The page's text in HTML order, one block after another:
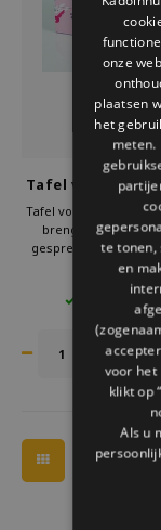
Welke Zwitscherbox
Zwitscherbox als
Kraamcadeau
Wanddecoratie
Leesbrillen
Storytiles
Tafel voor twee
koppels
Tafel voor Twee spel
brengt rust,
gesprekken aan
vragen helpen je
leren kennen. Een
romantische
weg en als cadeau
meer
€19,95
4 OP
onze
plaatsen
het
meten.
te tonen,
en
voor het
klikt op
Als u